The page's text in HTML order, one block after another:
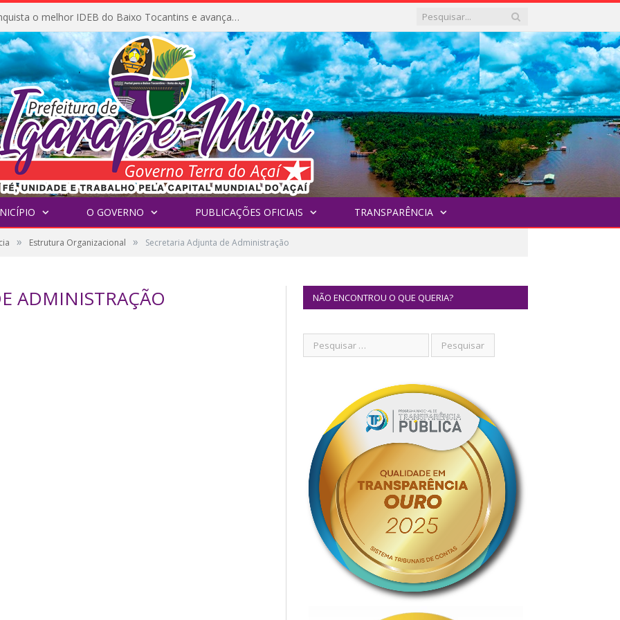
Igarapé-Miri conquista o melhor IDEB do Baixo Tocantins e avança na qualidade da educação pública
O GOVERNO PUBLICAÇÕES OFICIAIS TRANSPARÊNCIA
» Estrutura Organizacional » Secretaria Adjunta de Administração
ADMINISTRAÇÃO NÃO ENCONTROU O QUE QUERIA?